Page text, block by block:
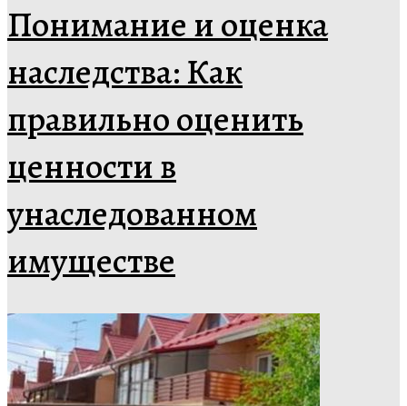
Понимание и оценка
наследства: Как
правильно оценить
ценности в
унаследованном
имуществе